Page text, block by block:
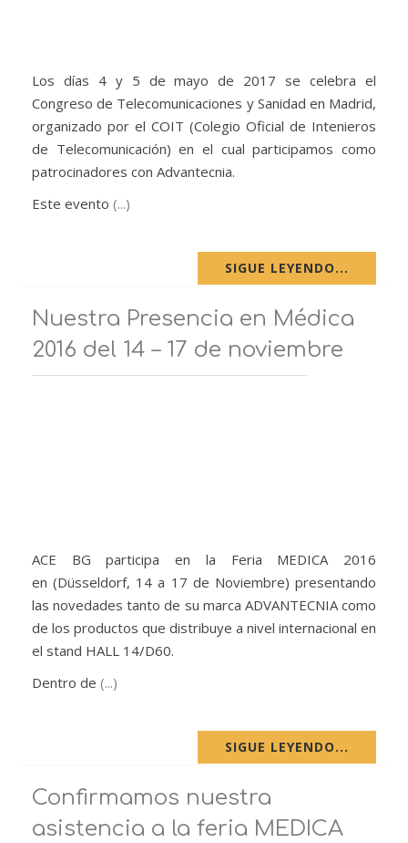
Los días 4 y 5 de mayo de 2017 se celebra el
Congreso de Telecomunicaciones y Sanidad en Madrid,
organizado por el COIT (Colegio Oficial de Intenieros
de Telecomunicación) en el cual participamos como
patrocinadores con Advantecnia.
Este evento (...)
SIGUE LEYENDO...
Nuestra Presencia en Médica
2016 del 14 – 17 de noviembre
ACE BG participa en la Feria MEDICA 2016
en (Düsseldorf, 14 a 17 de Noviembre) presentando
las novedades tanto de su marca ADVANTECNIA como
de los productos que distribuye a nivel internacional en
el stand HALL 14/D60.
Dentro de (...)
SIGUE LEYENDO...
Confirmamos nuestra
asistencia a la feria MEDICA